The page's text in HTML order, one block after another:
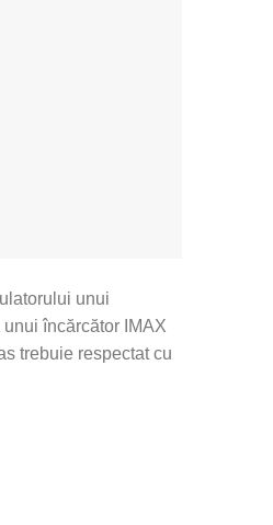
unui
încărcător IMAX
trebuie respectat cu